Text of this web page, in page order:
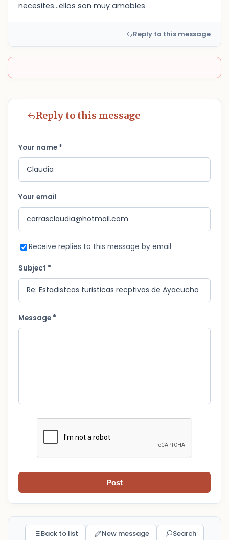
necesites...ellos son muy amables
Reply to this message
Reply to this message
Your name *
Your email
Receive replies to this message by email
Subject *
Message *
Post
Back to list New message Search